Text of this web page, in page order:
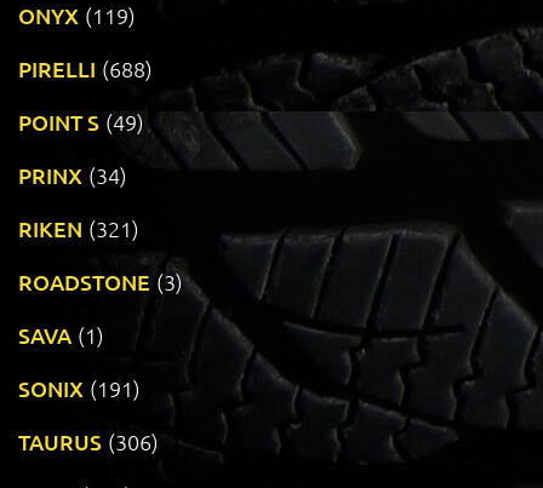
ONYX (119)
PIRELLI (688)
POINT S (49)
PRINX (34)
RIKEN (321)
ROADSTONE (3)
SAVA (1)
SONIX (191)
TAURUS (306)